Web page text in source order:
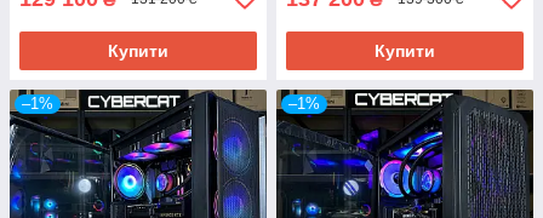
Купити Купити
–1% –1%